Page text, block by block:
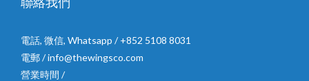
電話, 微信, Whatsapp / +852 5108 8031
電郵 / info@thewingsco.com
營業時間 /